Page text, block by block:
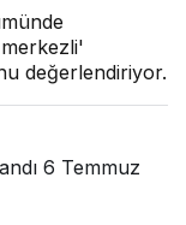
değerlendiriyor.
6 Temmuz